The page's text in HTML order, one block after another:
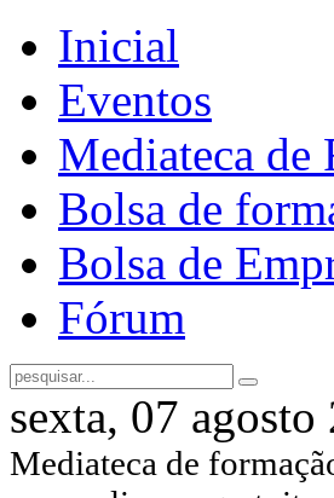
Inicial
Eventos
Mediateca de
Bolsa de
Bolsa de
Fórum
sexta, 07 agosto
Mediateca de